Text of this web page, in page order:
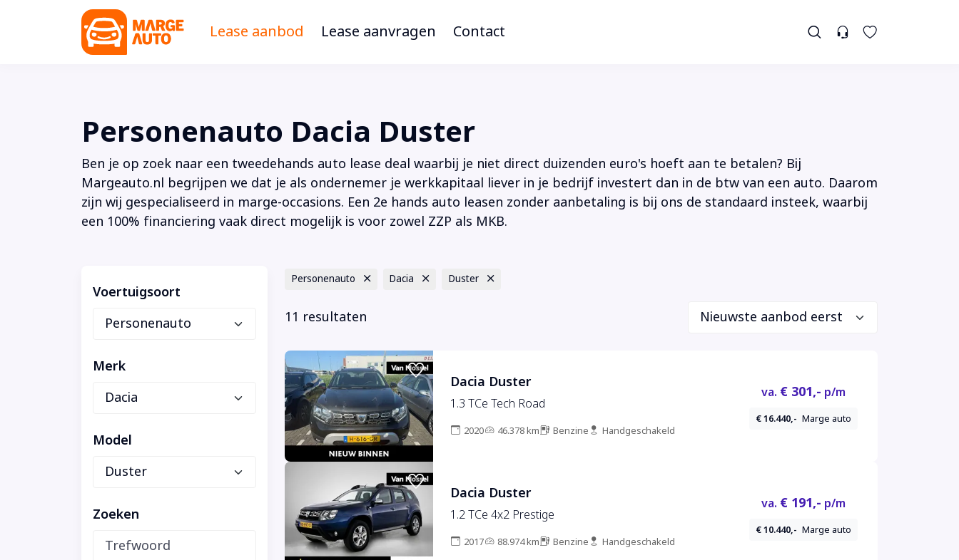
Lease aanbod Lease aanvragen Contact
Personenauto Dacia Duster
Ben je op zoek naar een tweedehands auto lease deal waarbij je niet direct duizenden euro's hoeft aan te betalen? Bij
Margeauto.nl begrijpen we dat je als ondernemer je werkkapitaal liever in je bedrijf investert dan in de btw van een auto. Daarom
zijn wij gespecialiseerd in marge-occasions. Een 2e hands auto leasen zonder aanbetaling is bij ons de standaard insteek, waarbij
een 100% financiering vaak direct mogelijk is voor zowel ZZP als MKB.
Voertuigsoort
Merk
Model
Zoeken
Personenauto Dacia Duster
11 resultaten
Dacia Duster
1.3 TCe Tech Road
2020 46.378 km Benzine Handgeschakeld
va. € 301,- p/m
€ 16.440,- Marge auto
Dacia Duster
1.2 TCe 4x2 Prestige
2017 88.974 km Benzine Handgeschakeld
va. € 191,- p/m
€ 10.440,- Marge auto